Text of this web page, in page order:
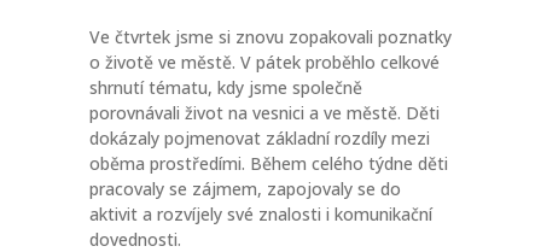
Ve čtvrtek jsme si znovu zopakovali poznatky
o životě ve městě. V pátek proběhlo celkové
shrnutí tématu, kdy jsme společně
porovnávali život na vesnici a ve městě. Děti
dokázaly pojmenovat základní rozdíly mezi
oběma prostředími. Během celého týdne děti
pracovaly se zájmem, zapojovaly se do
aktivit a rozvíjely své znalosti i komunikační
dovednosti.